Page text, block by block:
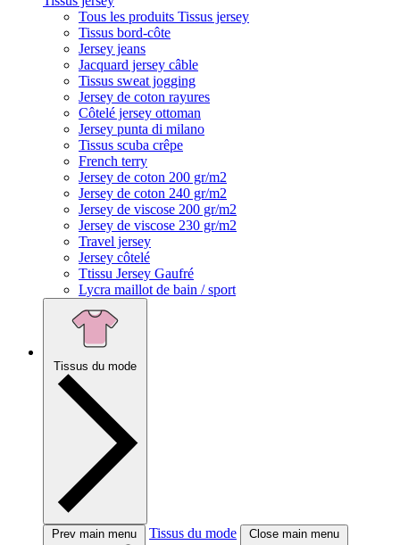
Tous les produits Tissus jersey
Tissus bord-côte
Jersey jeans
Jacquard jersey câble
Tissus sweat jogging
Jersey de coton rayures
Côtelé jersey ottoman
Jersey punta di milano
Tissus scuba crêpe
French terry
Jersey de coton 200 gr/m2
Jersey de coton 240 gr/m2
Jersey de viscose 200 gr/m2
Jersey de viscose 230 gr/m2
Travel jersey
Jersey côtelé
Ttissu Jersey Gaufré
Lycra maillot de bain / sport
Tissus du mode
Prev main menu Tissus du mode Close main menu